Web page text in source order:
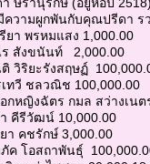
วามผูกพันกับคุณปรีดา ร
า พรหมแสง 1,000.00
ร สังขนันท์ 2,000.00
วิริยะรังสฤษฏ์
ทวี ชลวณิช 100,000.00
กหญิงฉัตร กมล สว่างเน
คีรีวัฒน์ 10,000.00
า คชรักษ์ 3,000.00
ค โอสถาพันธุ์